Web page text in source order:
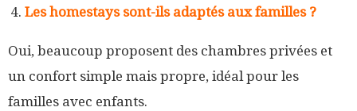
Les homestays sont-ils adaptés aux familles ?
Oui, beaucoup proposent des chambres privées et
un confort simple mais propre, idéal pour les
familles avec enfants.